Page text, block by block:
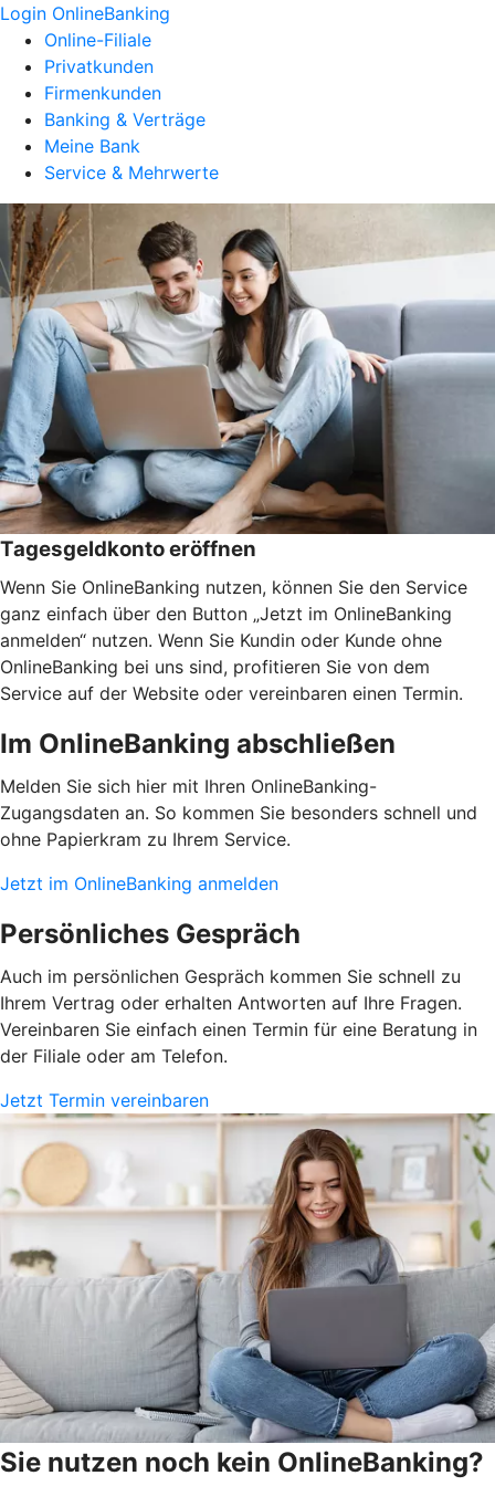
Login OnlineBanking
Online-Filiale
Privatkunden
Firmenkunden
Banking & Verträge
Meine Bank
Service & Mehrwerte
Tagesgeldkonto eröffnen
Wenn Sie OnlineBanking nutzen, können Sie den Service
ganz einfach über den Button „Jetzt im OnlineBanking
anmelden“ nutzen. Wenn Sie Kundin oder Kunde ohne
OnlineBanking bei uns sind, profitieren Sie von dem
Service auf der Website oder vereinbaren einen Termin.
Im OnlineBanking abschließen
Melden Sie sich hier mit Ihren OnlineBanking-
Zugangsdaten an. So kommen Sie besonders schnell und
ohne Papierkram zu Ihrem Service.
Jetzt im OnlineBanking anmelden
Persönliches Gespräch
Auch im persönlichen Gespräch kommen Sie schnell zu
Ihrem Vertrag oder erhalten Antworten auf Ihre Fragen.
Vereinbaren Sie einfach einen Termin für eine Beratung in
der Filiale oder am Telefon.
Jetzt Termin vereinbaren
Sie nutzen noch kein OnlineBanking?